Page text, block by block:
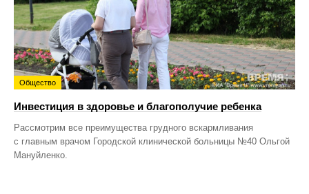
Общество
Инвестиция в здоровье и благополучие ребенка
Рассмотрим все преимущества грудного вскармливания
с главным врачом Городской клинической больницы №40 Ольгой
Мануйленко.